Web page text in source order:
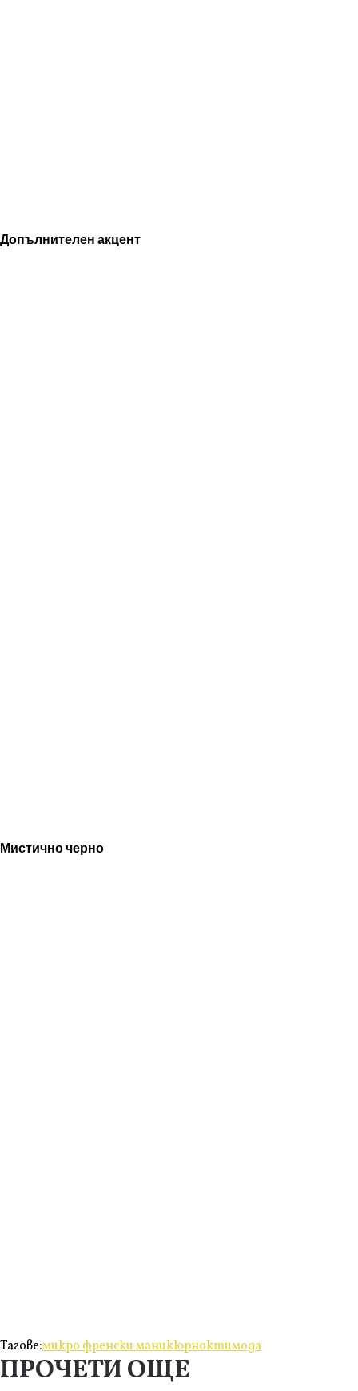
Допълнителен акцент
Мистично черно
Тагове:микро френски маникюрноктимода
ПРОЧЕТИ ОЩЕ